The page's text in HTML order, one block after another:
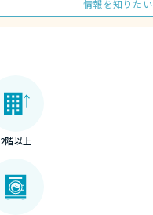
情報を知りたい
2階以上